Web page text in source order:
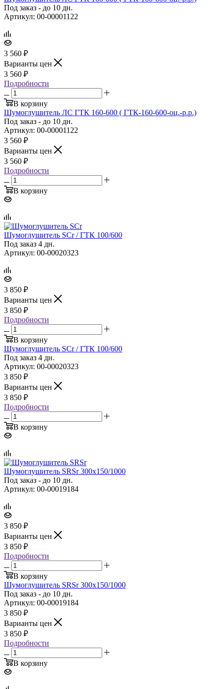
Под заказ - до 10 дн.
Артикул: 00-00001122
3 560 ₽
Варианты цен
3 560 ₽
Подробности
В корзину
Шумоглушитель ЛС ГТК 160‑600 ( ГТК‑160‑600‑оц.‑р.р.)
Под заказ - до 10 дн.
Артикул: 00-00001122
3 560 ₽
Варианты цен
3 560 ₽
Подробности
В корзину
Шумоглушитель SCr / ГТК 100/600
Под заказ 4 дн.
Артикул: 00-00020323
3 850 ₽
Варианты цен
3 850 ₽
Подробности
В корзину
Шумоглушитель SCr / ГТК 100/600
Под заказ 4 дн.
Артикул: 00-00020323
3 850 ₽
Варианты цен
3 850 ₽
Подробности
В корзину
Шумоглушитель SRSr 300х150/1000
Под заказ - до 10 дн.
Артикул: 00-00019184
3 850 ₽
Варианты цен
3 850 ₽
Подробности
В корзину
Шумоглушитель SRSr 300х150/1000
Под заказ - до 10 дн.
Артикул: 00-00019184
3 850 ₽
Варианты цен
3 850 ₽
Подробности
В корзину